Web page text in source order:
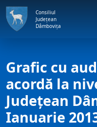
Consiliul
Județean
Dâmbovița
Grafic cu
acordă la
Judeţean
Ianuarie